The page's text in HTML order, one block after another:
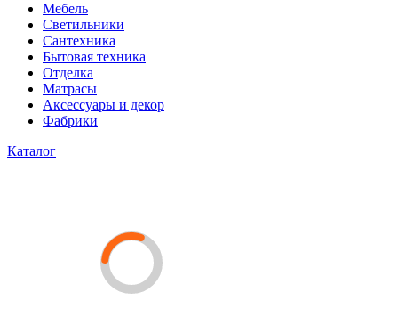
Мебель
Светильники
Сантехника
Бытовая техника
Отделка
Матрасы
Аксессуары и декор
Фабрики
Каталог